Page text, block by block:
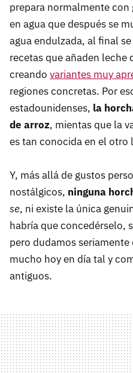
prepara normalmente con
en agua que después se
agua endulzada, al final
recetas que añaden leche
creando variantes muy
regiones concretas. Por
estadounidenses, la
de arroz, mientas que la
es tan conocida en el otro
Y, más allá de gustos
nostálgicos, ninguna
se, ni existe la única
habría que concedérselo,
pero dudamos
mucho hoy en día tal y
antiguos.